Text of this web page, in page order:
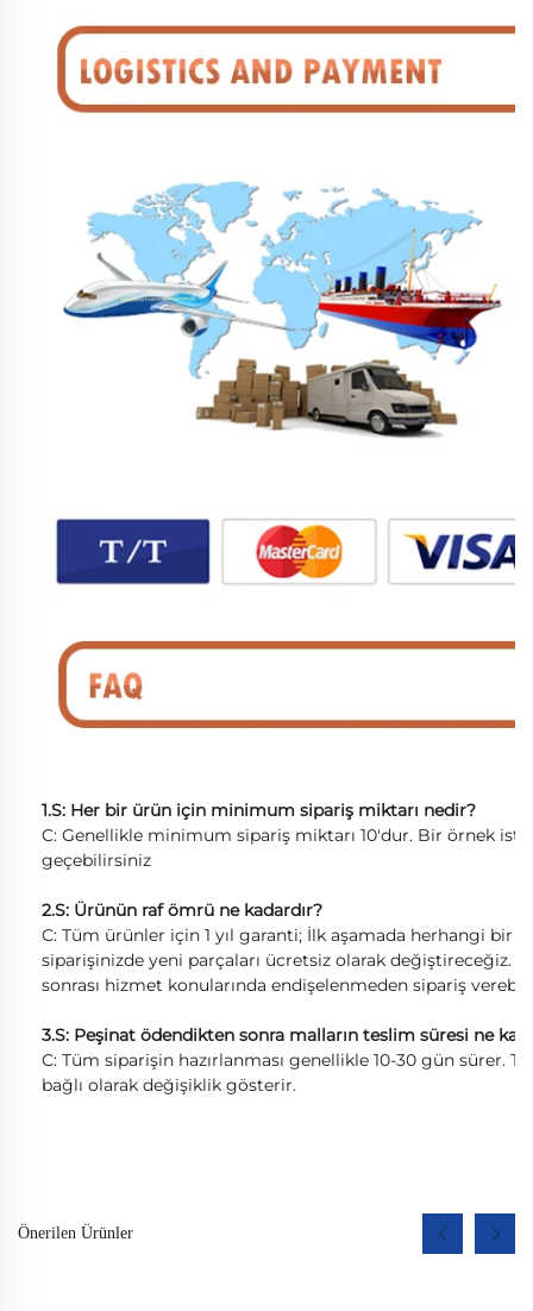
1.S: Her bir ürün için minimum sipariş miktarı nedir?
C: Genellikle minimum sipariş miktarı 10'dur. Bir örnek
geçebilirsiniz
2.S: Ürünün raf ömrü ne kadardır?
C: Tüm ürünler için 1 yıl garanti; İlk aşamada herhangi bir
siparişinizde yeni parçaları ücretsiz olarak değiştireceğiz.
sonrası hizmet konularında endişelenmeden sipariş
3.S: Peşinat ödendikten sonra malların teslim süresi ne
C: Tüm siparişin hazırlanması genellikle 10-30 gün sürer.
bağlı olarak değişiklik gösterir.
Önerilen Ürünler